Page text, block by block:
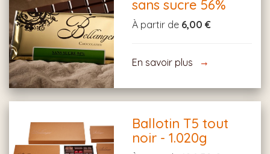
sans sucre 56%
À partir de 6,00 €
En savoir plus
Ballotin T5 tout
noir - 1.020g